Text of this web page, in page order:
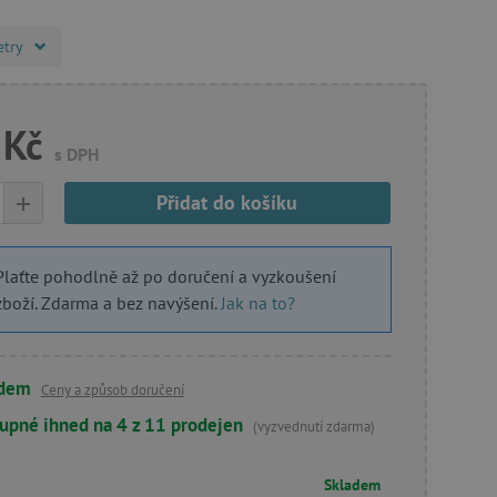
s DPH
+ Přidat do košíku
pohodlně až po doručení a vyzkoušení
Zdarma a bez navýšení.Jak na to?
Ceny a způsob doručení
ihned na 4 z 11 prodejen (vyzvednutí zdarma)
Skladem